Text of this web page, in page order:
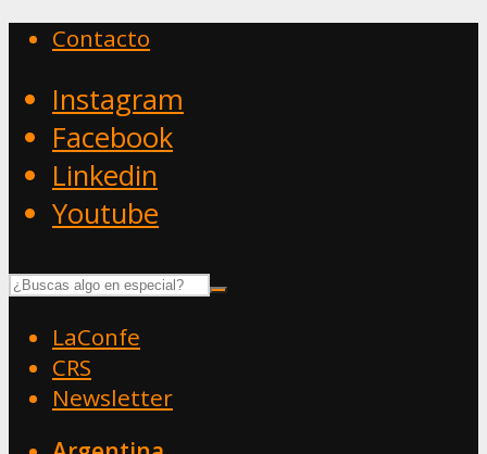
Contacto
Instagram
Facebook
Linkedin
Youtube
LaConfe
CRS
Newsletter